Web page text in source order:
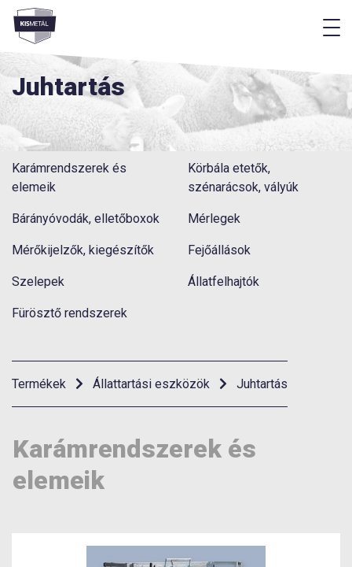
Menü
Juhtartás
Karámrendszerek és
elemeik
Körbála etetők,
szénarácsok, vályúk
Bárányóvodák, elletőboxok Mérlegek
Mérőkijelzők, kiegészítők Fejőállások
Szelepek Állatfelhajtók
Fürösztő rendszerek
Termékek Állattartási eszközök Juhtartás
Karámrendszerek és
elemeik